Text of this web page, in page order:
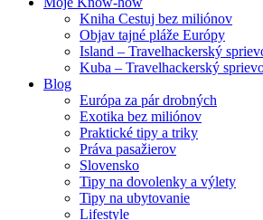
Kniha Cestuj bez miliónov
Objav tajné pláže Európy
Island – Travelhackerský
Kuba – Travelhackerský
Blog
Európa za pár drobných
Exotika bez miliónov
Praktické tipy a triky
Práva pasažierov
Slovensko
Tipy na dovolenky a výlety
Tipy na ubytovanie
Lifestyle